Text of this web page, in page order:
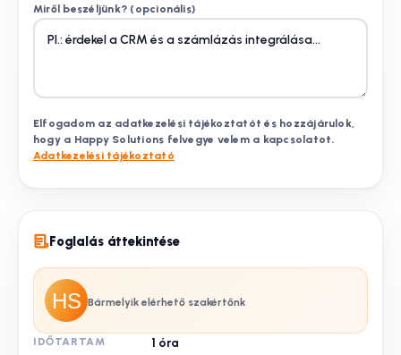
Miről beszéljünk? (opcionális)
Elfogadom az adatkezelési tájékoztatót és hozzájárulok,
hogy a Happy Solutions felvegye velem a kapcsolatot.
Adatkezelési tájékoztató
Foglalás áttekintése
Bármelyik elérhető szakértőnk
IDŐTARTAM 1 óra